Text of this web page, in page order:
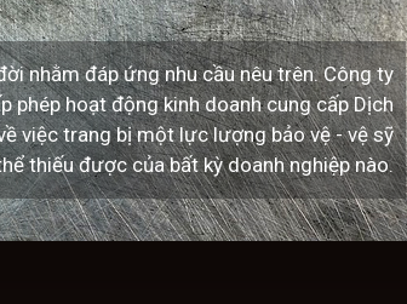
nhằm đáp ứng nhu cầu nêu trên. Công ty
hoạt động kinh doanh cung cấp Dịch
việc trang bị một lực lượng bảo vệ - vệ sỹ
thiếu được của bất kỳ doanh nghiệp nào.